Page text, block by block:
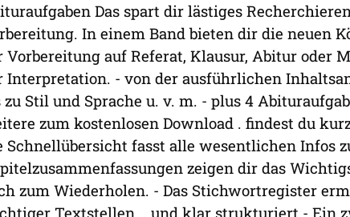
Das spart dir lästiges
In einem Band bieten dir die neuen
Vorbereitung auf Referat, Klausur, Abitur oder
Interpretation. - von der ausführlichen
zu Stil und Sprache u. v. m. - plus 4
zum kostenlosen Download . findest du
Schnellübersicht fasst alle wesentlichen Infos
zeigen dir das
zum Wiederholen. - Das Stichwortregister
Textstellen. . und klar strukturiert - Ein